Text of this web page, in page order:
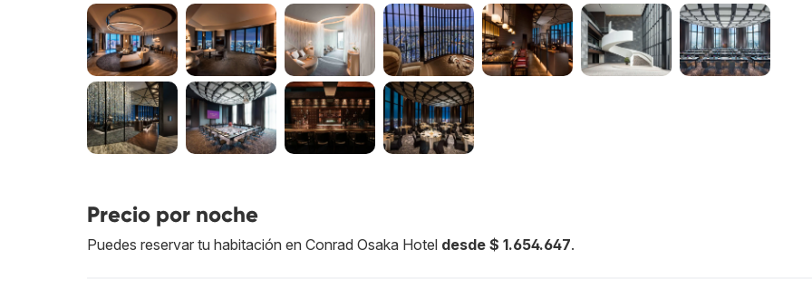
Precio por noche
Puedes reservar tu habitación en Conrad Osaka Hotel desde $ 1.654.647.